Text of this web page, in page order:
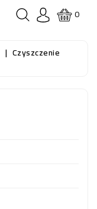
0
Czyszczenie